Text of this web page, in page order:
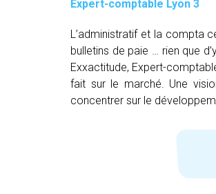
Expert-comptable Lyon 3
L’administratif et la compta
bulletins de paie … rien que
Exxactitude, Expert-
fait sur le marché. Une
concentrer sur le